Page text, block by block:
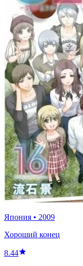
Япония • 2009
Хороший конец
8.44